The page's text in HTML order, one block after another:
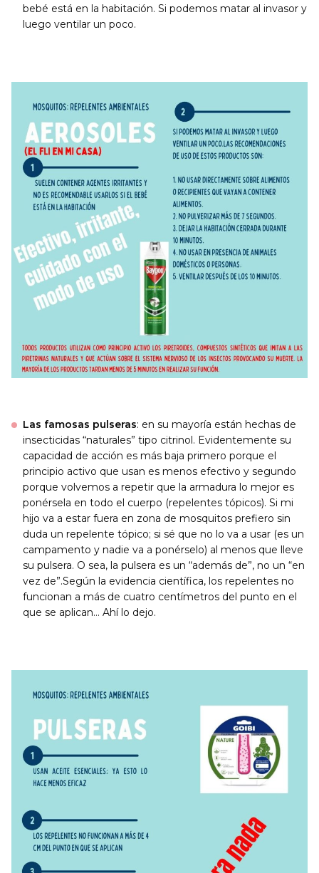
bebé está en la habitación. Si podemos matar al invasor y
luego ventilar un poco.
Las famosas pulseras: en su mayoría están hechas de
insecticidas “naturales” tipo citrinol. Evidentemente su
capacidad de acción es más baja primero porque el
principio activo que usan es menos efectivo y segundo
porque volvemos a repetir que la armadura lo mejor es
ponérsela en todo el cuerpo (repelentes tópicos). Si mi
hijo va a estar fuera en zona de mosquitos prefiero sin
duda un repelente tópico; si sé que no lo va a usar (es un
campamento y nadie va a ponérselo) al menos que lleve
su pulsera. O sea, la pulsera es un “además de”, no un “en
vez de”.Según la evidencia científica, los repelentes no
funcionan a más de cuatro centímetros del punto en el
que se aplican… Ahí lo dejo.